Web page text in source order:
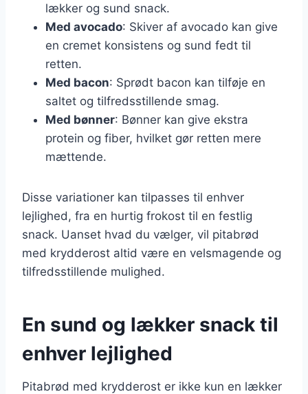
lækker og sund snack.
Med avocado: Skiver af avocado kan give
en cremet konsistens og sund fedt til
retten.
Med bacon: Sprødt bacon kan tilføje en
saltet og tilfredsstillende smag.
Med bønner: Bønner kan give ekstra
protein og fiber, hvilket gør retten mere
mættende.
Disse variationer kan tilpasses til enhver
lejlighed, fra en hurtig frokost til en festlig
snack. Uanset hvad du vælger, vil pitabrød
med krydderost altid være en velsmagende og
tilfredsstillende mulighed.
En sund og lækker snack til
enhver lejlighed
Pitabrød med krydderost er ikke kun en lækker